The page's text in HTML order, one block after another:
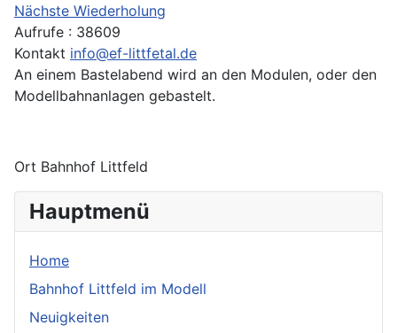
Nächste Wiederholung
Aufrufe : 38609
Kontakt info@ef-littfetal.de
An einem Bastelabend wird an den Modulen, oder den
Modellbahnanlagen gebastelt.
Ort Bahnhof Littfeld
Hauptmenü
Home
Bahnhof Littfeld im Modell
Neuigkeiten